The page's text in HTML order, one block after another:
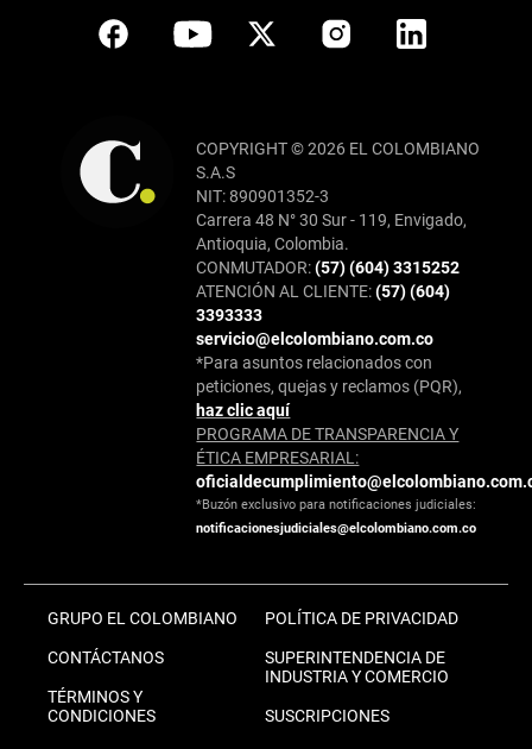
COPYRIGHT © 2026 EL COLOMBIANO
S.A.S
NIT: 890901352-3
Carrera 48 N° 30 Sur - 119, Envigado,
Antioquia, Colombia.
CONMUTADOR:(57) (604) 3315252
ATENCIÓN AL CLIENTE:(57) (604)
3393333
servicio@elcolombiano.com.co
*Para asuntos relacionados con
peticiones, quejas y reclamos (PQR),
haz clic aquí
PROGRAMA DE TRANSPARENCIA Y
ÉTICA EMPRESARIAL:
*Buzón exclusivo para notificaciones judiciales:
notificacionesjudiciales@elcolombiano.com.co
GRUPO EL COLOMBIANO
CONTÁCTANOS
TÉRMINOS Y
CONDICIONES
POLÍTICA DE PRIVACIDAD
SUPERINTENDENCIA DE
INDUSTRIA Y COMERCIO
SUSCRIPCIONES